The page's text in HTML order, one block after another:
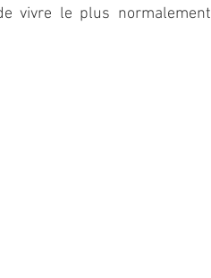
vivre le plus normalement